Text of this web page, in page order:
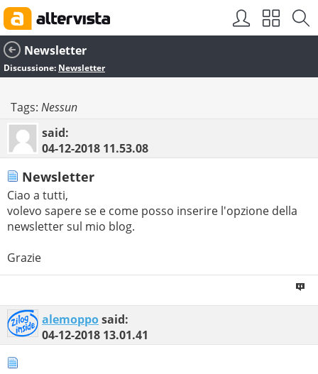
Newsletter
Discussione: Newsletter
Tags: Nessun
said:
04-12-2018 11.53.08
Newsletter
Ciao a tutti,
volevo sapere se e come posso inserire l'opzione della
newsletter sul mio blog.
Grazie
alemopposaid:
04-12-2018 13.01.41